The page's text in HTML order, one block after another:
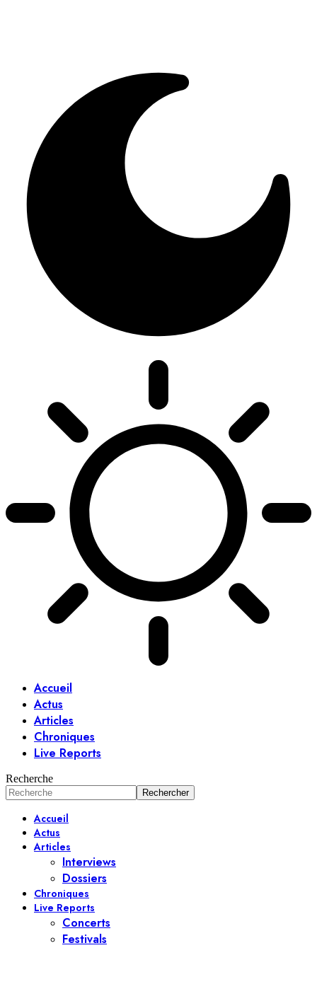
Accueil
Actus
Articles
Chroniques
Live Reports
Recherche
Accueil
Actus
Articles
Interviews
Dossiers
Chroniques
Live Reports
Concerts
Festivals